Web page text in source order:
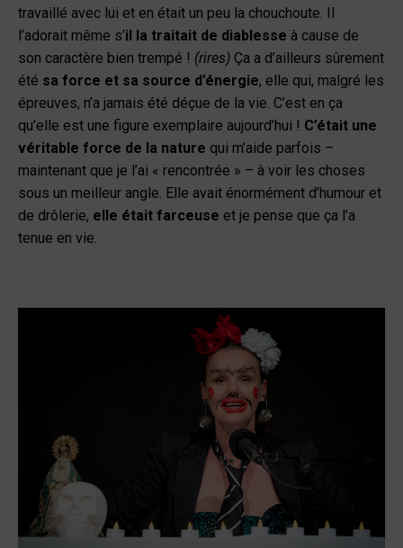
travaillé avec lui et en était un peu la chouchoute. Il
l’adorait même s’il la traitait de diablesse à cause de
son caractère bien trempé ! (rires) Ça a d’ailleurs sûrement
été sa force et sa source d’énergie, elle qui, malgré les
épreuves, n’a jamais été déçue de la vie. C’est en ça
qu’elle est une figure exemplaire aujourd’hui ! C’était une
véritable force de la nature qui m’aide parfois –
maintenant que je l’ai « rencontrée » – à voir les choses
sous un meilleur angle. Elle avait énormément d’humour et
de drôlerie, elle était farceuse et je pense que ça l’a
tenue en vie.